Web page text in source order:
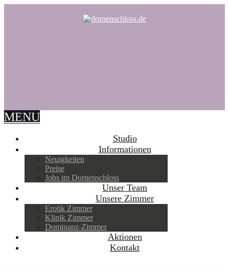
MENU
Studio
Informationen
Neuigkeiten
Preise
Jobs im Dornenschloss
Unser Team
Unsere Zimmer
Erotik Zimmer
Klinik Zimmer
Dominanz-Zimmer
Aktionen
Kontakt